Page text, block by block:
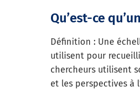
Qu’est-ce
Définition : Une
utilisent pour
chercheurs utilisent
et les perspectives à